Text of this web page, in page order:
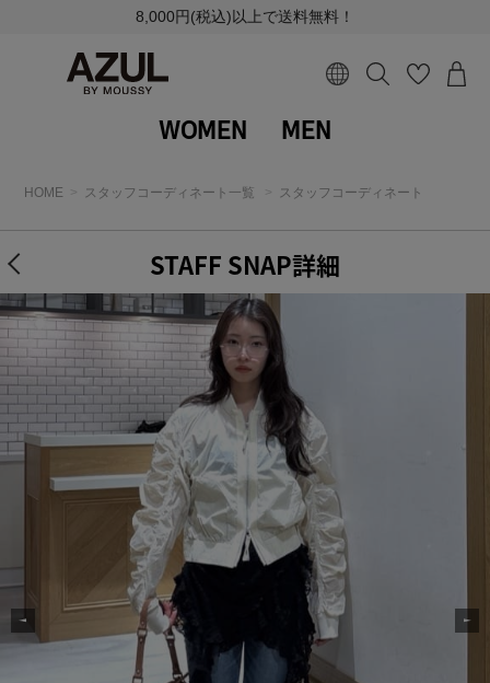
8,000円(税込)以上で送料無料！
WOMEN MEN
HOME スタッフコーディネート一覧 スタッフコーディネート
STAFF SNAP詳細